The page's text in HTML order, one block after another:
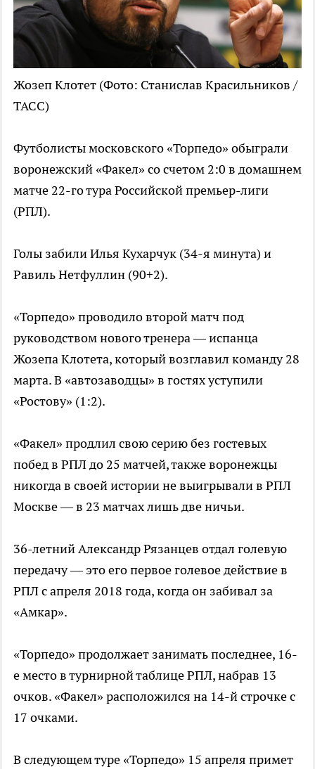
Жозеп Клотет (Фото: Станислав Красильников /
ТАСС)
Футболисты московского «Торпедо» обыграли
воронежский «Факел» со счетом 2:0 в домашнем
матче 22-го тура Российской премьер-лиги
(РПЛ).
Голы забили Илья Кухарчук (34-я минута) и
Равиль Нетфуллин (90+2).
«Торпедо» проводило второй матч под
руководством нового тренера — испанца
Жозепа Клотета, который возглавил команду 28
марта. В «автозаводцы» в гостях уступили
«Ростову» (1:2).
«Факел» продлил свою серию без гостевых
побед в РПЛ до 25 матчей, также воронежцы
никогда в своей истории не выигрывали в РПЛ
Москве — в 23 матчах лишь две ничьи.
36-летний Александр Рязанцев отдал голевую
передачу — это его первое голевое действие в
РПЛ с апреля 2018 года, когда он забивал за
«Амкар».
«Торпедо» продолжает занимать последнее, 16-
е место в турнирной таблице РПЛ, набрав 13
очков. «Факел» расположился на 14-й строчке с
17 очками.
В следующем туре «Торпедо» 15 апреля примет